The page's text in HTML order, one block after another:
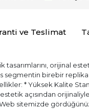
ve Teslimat
tasarımlarını, orijinal
segmentin birebir replika
* Yüksek Kalite
estetik açısından
Web sitemizde